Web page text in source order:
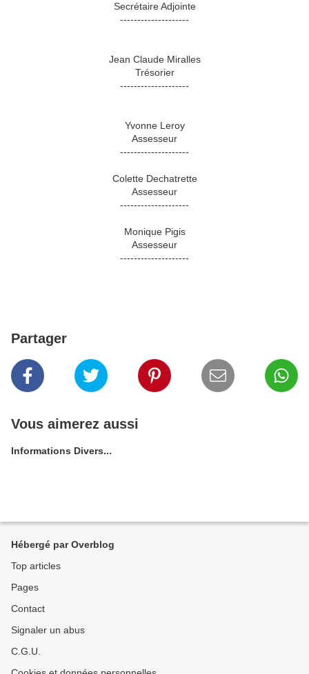
Secrétaire Adjointe
--------------------
Jean Claude Miralles
Trésorier
--------------------
Yvonne Leroy
Assesseur
--------------------
Colette Dechatrette
Assesseur
--------------------
Monique Pigis
Assesseur
--------------------
Partager
Vous aimerez aussi
Informations Divers...
Hébergé par Overblog
Top articles
Pages
Contact
Signaler un abus
C.G.U.